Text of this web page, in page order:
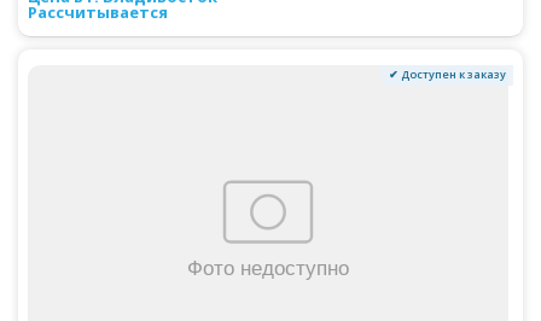
Рассчитывается
✔ Доступен к заказу